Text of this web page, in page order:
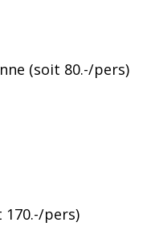
(soit 80.-/pers)
pers)